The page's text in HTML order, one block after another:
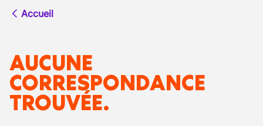
Accueil
AUCUNE
CORRESPONDANCE
TROUVÉE.